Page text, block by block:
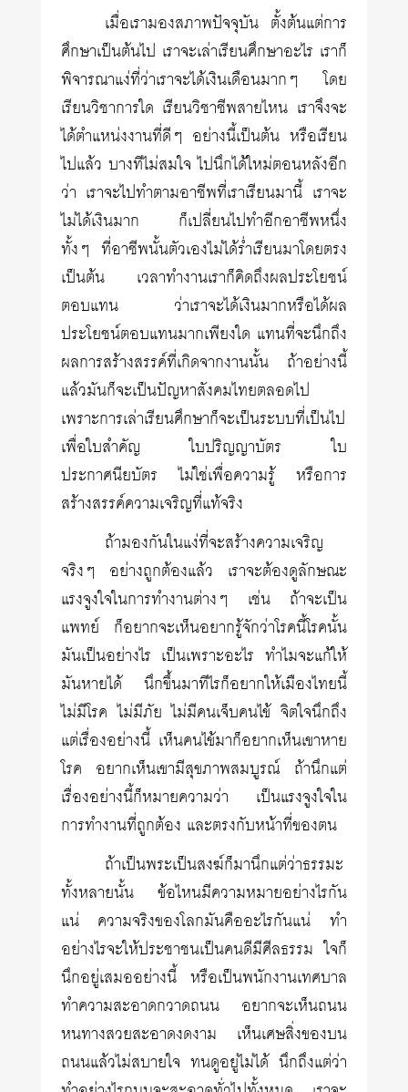
เมื่อเรามองสภาพปัจจุบัน ตั้งต้นแต่การ
ศึกษาเป็นต้นไป เราจะเล่าเรียนศึกษาอะไร เราก็
พิจารณาแง่ที่ว่าเราจะได้เงินเดือนมากๆ โดย
เรียนวิชาการใด เรียนวิชาชีพสายไหน เราจึงจะ
ได้ตำแหน่งงานที่ดีๆ อย่างนี้เป็นต้น หรือเรียน
ไปแล้ว บางทีไม่สมใจ ไปนึกได้ใหม่ตอนหลังอีก
ว่า เราจะไปทำตามอาชีพที่เราเรียนมานี้ เราจะ
ไม่ได้เงินมาก ก็เปลี่ยนไปทำอีกอาชีพหนึ่ง
ทั้งๆ ที่อาชีพนั้นตัวเองไม่ได้ร่ำเรียนมาโดยตรง
เป็นต้น เวลาทำงานเราก็คิดถึงผลประโยชน์
ตอบแทน ว่าเราจะได้เงินมากหรือได้ผล
ประโยชน์ตอบแทนมากเพียงใด แทนที่จะนึกถึง
ผลการสร้างสรรค์ที่เกิดจากงานนั้น ถ้าอย่างนี้
แล้วมันก็จะเป็นปัญหาสังคมไทยตลอดไป
เพราะการเล่าเรียนศึกษาก็จะเป็นระบบที่เป็นไป
เพื่อใบสำคัญ ใบปริญญาบัตร ใบ
ประกาศนียบัตร ไม่ใช่เพื่อความรู้ หรือการ
สร้างสรรค์ความเจริญที่แท้จริง
ถ้ามองกันในแง่ที่จะสร้างความเจริญ
จริงๆ อย่างถูกต้องแล้ว เราจะต้องดูลักษณะ
แรงจูงใจในการทำงานต่างๆ เช่น ถ้าจะเป็น
แพทย์ ก็อยากจะเห็นอยากรู้จักว่าโรคนี้โรคนั้น
มันเป็นอย่างไร เป็นเพราะอะไร ทำไมจะแก้ให้
มันหายได้ นึกขึ้นมาทีไรก็อยากให้เมืองไทยนี้
ไม่มีโรค ไม่มีภัย ไม่มีคนเจ็บคนไข้ จิตใจนึกถึง
แต่เรื่องอย่างนี้ เห็นคนไข้มาก็อยากเห็นเขาหาย
โรค อยากเห็นเขามีสุขภาพสมบูรณ์ ถ้านึกแต่
เรื่องอย่างนี้ก็หมายความว่า เป็นแรงจูงใจใน
การทำงานที่ถูกต้อง และตรงกับหน้าที่ของตน
ถ้าเป็นพระเป็นสงฆ์ก็มานึกแต่ว่าธรรมะ
ทั้งหลายนั้น ข้อไหนมีความหมายอย่างไรกัน
แน่ ความจริงของโลกมันคืออะไรกันแน่ ทำ
อย่างไรจะให้ประชาชนเป็นคนดีมีศีลธรรม ใจก็
นึกอยู่เสมออย่างนี้ หรือเป็นพนักงานเทศบาล
ทำความสะอาดกวาดถนน อยากจะเห็นถนน
หนทางสวยสะอาดงดงาม เห็นเศษสิ่งของบน
ถนนแล้วไม่สบายใจ ทนดูอยู่ไม่ได้ นึกถึงแต่ว่า